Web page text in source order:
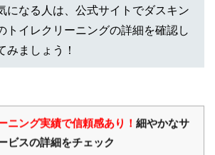
になる人は、公式サイトでダスキン
トイレクリーニングの詳細を確認し
みましょう！
ニング実績で信頼感あり！ 細やかなサ
ビスの詳細をチェック